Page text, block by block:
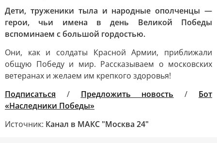
Дети, труженики тыла и народные ополченцы —
герои, чьи имена в день Великой Победы
вспоминаем с большой гордостью.
Они, как и солдаты Красной Армии, приближали
общую Победу и мир. Рассказываем о московских
ветеранах и желаем им крепкого здоровья!
Подписаться / Предложить новость / Бот
«Наследники Победы»
Источник: Канал в МАКС "Москва 24"